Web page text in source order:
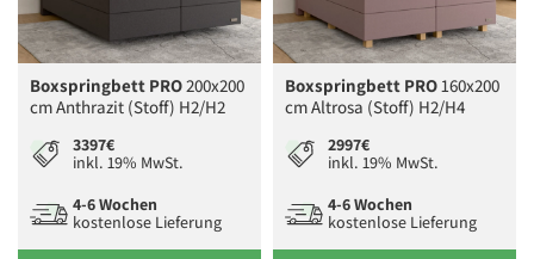
Boxspringbett PRO200x200
cm Anthrazit (Stoff) H2/H2
3397€
inkl. 19% MwSt.
4-6 Wochen
kostenlose Lieferung
Boxspringbett PRO160x200
cm Altrosa (Stoff) H2/H4
2997€
inkl. 19% MwSt.
4-6 Wochen
kostenlose Lieferung